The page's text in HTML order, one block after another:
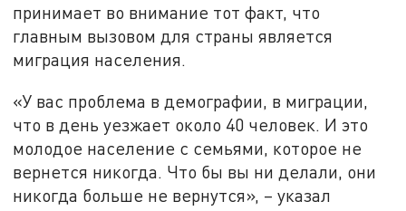
принимает во внимание тот факт, что
главным вызовом для страны является
миграция населения.
«У вас проблема в демографии, в миграции,
что в день уезжает около 40 человек. И это
молодое население с семьями, которое не
вернется никогда. Что бы вы ни делали, они
никогда больше не вернутся», – указал